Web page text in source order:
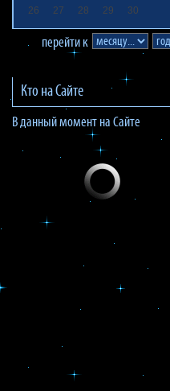
26
27 28 29 30
перейти к
Кто на Сайте
В данный момент на Сайте